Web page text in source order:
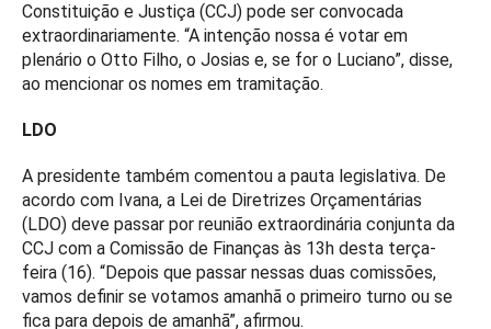
Constituição e Justiça (CCJ) pode ser convocada
extraordinariamente. “A intenção nossa é votar em
plenário o Otto Filho, o Josias e, se for o Luciano”, disse,
ao mencionar os nomes em tramitação.
LDO
A presidente também comentou a pauta legislativa. De
acordo com Ivana, a Lei de Diretrizes Orçamentárias
(LDO) deve passar por reunião extraordinária conjunta da
CCJ com a Comissão de Finanças às 13h desta terça-
feira (16). “Depois que passar nessas duas comissões,
vamos definir se votamos amanhã o primeiro turno ou se
fica para depois de amanhã”, afirmou.